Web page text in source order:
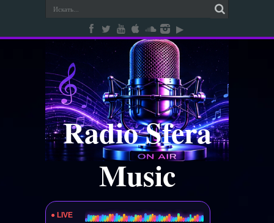
Radio Sfera
Music
● LIVE Radio Sfera Music